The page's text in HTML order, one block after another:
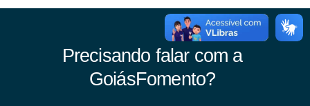
Precisando falar com a
GoiásFomento?